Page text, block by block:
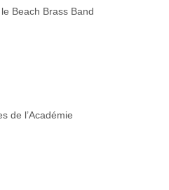
Beach Brass Band
de l’Académie